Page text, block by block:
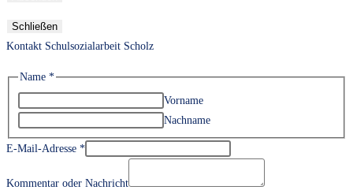
Schließen
Kontakt Schulsozialarbeit Scholz
Name *
Vorname
Nachname
E-Mail-Adresse *
Kommentar oder Nachricht